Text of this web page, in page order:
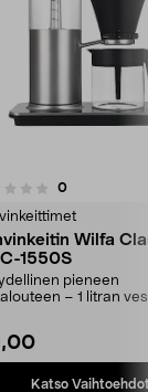
0arvostelut
Wilfa
1550S
pieneen
– 1 litran
Classic+ ilmoittaa,
puhdistaa.
Katso